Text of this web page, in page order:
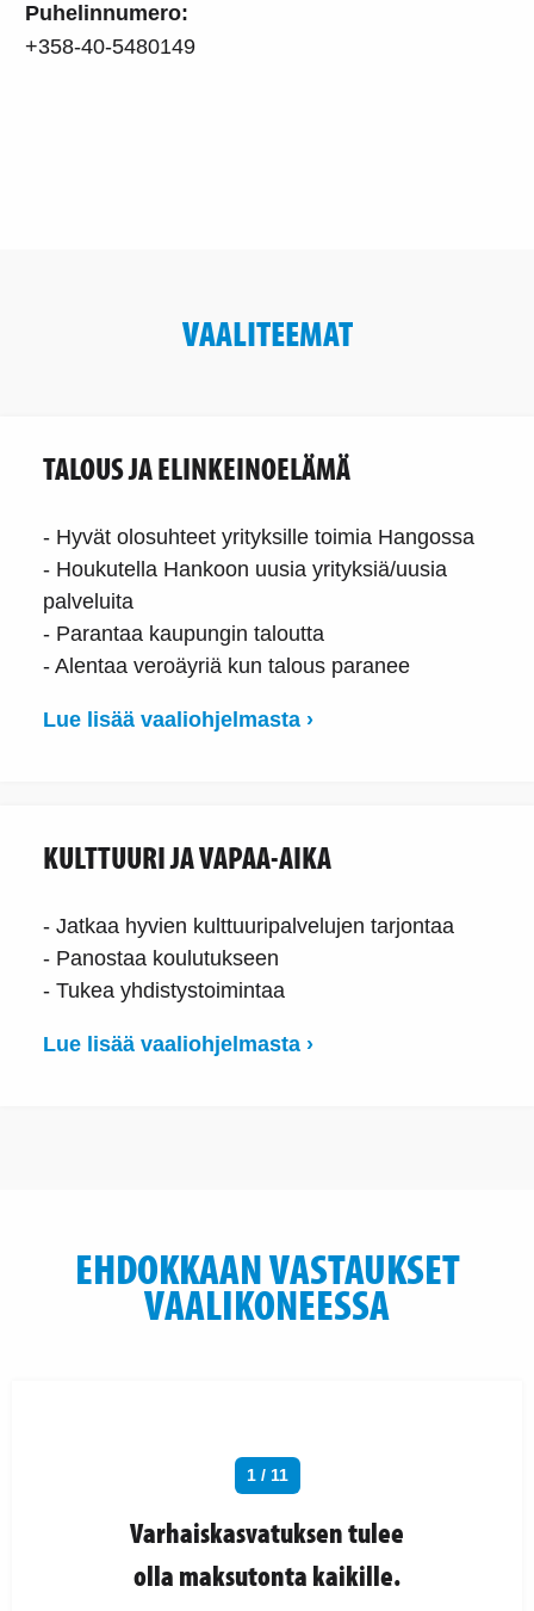
Puhelinnumero:
+358-40-5480149
VAALITEEMAT
TALOUS JA ELINKEINOELÄMÄ
- Hyvät olosuhteet yrityksille toimia Hangossa
- Houkutella Hankoon uusia yrityksiä/uusia
palveluita
- Parantaa kaupungin taloutta
- Alentaa veroäyriä kun talous paranee
Lue lisää vaaliohjelmasta ›
KULTTUURI JA VAPAA-AIKA
- Jatkaa hyvien kulttuuripalvelujen tarjontaa
- Panostaa koulutukseen
- Tukea yhdistystoimintaa
Lue lisää vaaliohjelmasta ›
EHDOKKAAN VASTAUKSET
VAALIKONEESSA
1 / 11
Varhaiskasvatuksen tulee
olla maksutonta kaikille.